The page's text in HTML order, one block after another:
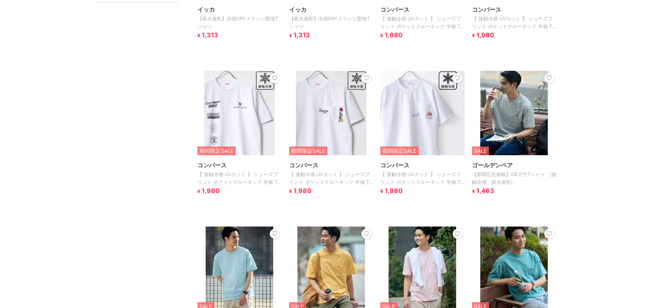
イッカ
【吸水速乾】冷感DRYメランジ梨地T
シャツ
¥ 1,313
イッカ
【吸水速乾】冷感DRYメランジ梨地T
シャツ
¥ 1,313
コンバース
【 接触冷感 UVカット 】 シューズプ
リント ポケットクルーネック 半袖 T
シャツ
¥ 1,980
コンバース
【 接触冷感 UVカット 】 シューズプ
リント ポケットクルーネック 半袖 T
シャツ
¥ 1,980
期間限定SALE
コンバース
【 接触冷感 UVカット 】 シューズプ
リント ポケットクルーネック 半袖 T
シャツ
¥ 1,980
期間限定SALE
コンバース
【 接触冷感 UVカット 】 シューズプ
リント ポケットクルーネック 半袖 T
シャツ
¥ 1,980
期間限定SALE
コンバース
【 接触冷感 UVカット 】 シューズプ
リント ポケットクルーネック 半袖 T
シャツ
¥ 1,980
SALE
ゴールデンベア
【新聞広告掲載】GB天竺Tシャツ [接
触冷感・吸水速乾]
¥ 1,463